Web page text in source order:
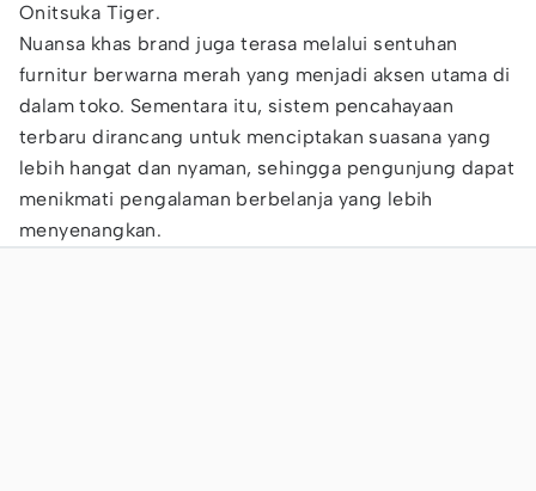
Onitsuka Tiger.
Nuansa khas brand juga terasa melalui sentuhan
furnitur berwarna merah yang menjadi aksen utama di
dalam toko. Sementara itu, sistem pencahayaan
terbaru dirancang untuk menciptakan suasana yang
lebih hangat dan nyaman, sehingga pengunjung dapat
menikmati pengalaman berbelanja yang lebih
menyenangkan.